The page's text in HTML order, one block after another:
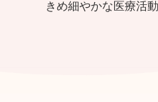
きめ細やかな医療活